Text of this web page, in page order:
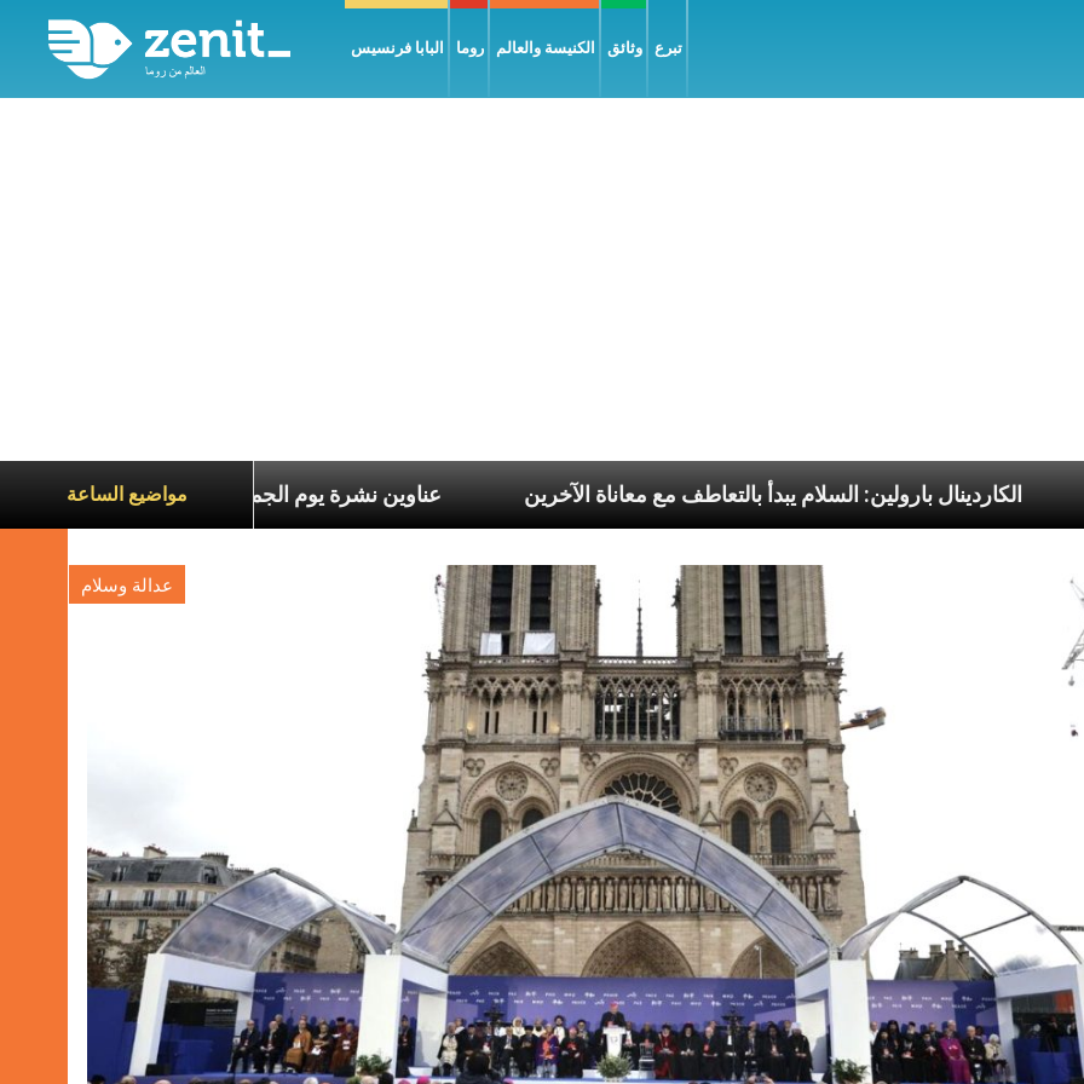
البابا فرنسيس روما الكنيسة والعالم وثائق تبرع
مواضيع الساعة
عناوين نشرة يوم الجمعة 7 آب 2026: السلام يُبنى بصبر يومًا بعد يوم الكاردينال بارولين: السلام يبدأ بالتعاطف مع معاناة الآخرين الرسوليّة
عدالة وسلام